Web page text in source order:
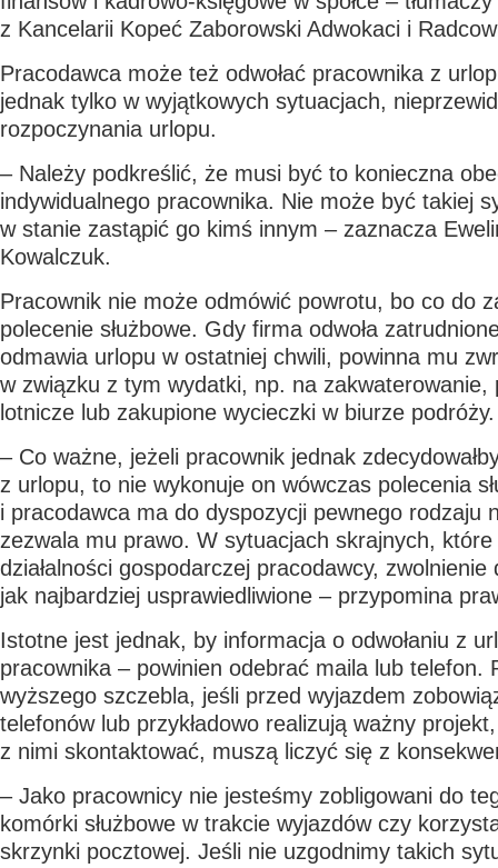
z Kancelarii Kopeć Zaborowski Adwokaci i
Pracodawca może też odwołać pracownika z
jednak tylko w wyjątkowych sytuacjach,
rozpoczynania urlopu.
– Należy podkreślić, że musi być to konieczna
indywidualnego pracownika. Nie może być takiej
w stanie zastąpić go kimś innym – zaznacza
Kowalczuk.
Pracownik nie może odmówić powrotu, bo co do
polecenie służbowe. Gdy firma odwoła
odmawia urlopu w ostatniej chwili, powinna mu
w związku z tym wydatki, np. na zakwaterowanie,
lotnicze lub zakupione wycieczki w biurze podróży.
– Co ważne, jeżeli pracownik jednak
z urlopu, to nie wykonuje on wówczas polecenia
i pracodawca ma do dyspozycji pewnego rodzaju
zezwala mu prawo. W sytuacjach skrajnych,
działalności gospodarczej pracodawcy,
jak najbardziej usprawiedliwione – przypomina
Istotne jest jednak, by informacja o odwołaniu z
pracownika – powinien odebrać maila lub telefon.
wyższego szczebla, jeśli przed wyjazdem
telefonów lub przykładowo realizują ważny
z nimi skontaktować, muszą liczyć się z
– Jako pracownicy nie jesteśmy zobligowani do
komórki służbowe w trakcie wyjazdów czy
skrzynki pocztowej. Jeśli nie uzgodnimy takich